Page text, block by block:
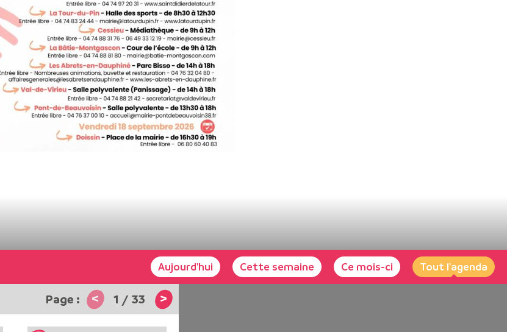
Aujourd'hui Cette semaine Ce mois-ci Tout l'agenda
< 1 / 33 >